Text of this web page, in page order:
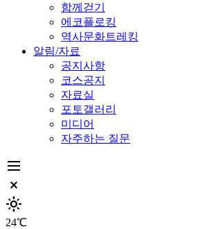
함께걷기
에코플로킹
역사문화트레킹
알림/자료
공지사항
코스공지
자료실
포토갤러리
미디어
자주하는 질문
dehaze
close_small
light_mode
24℃